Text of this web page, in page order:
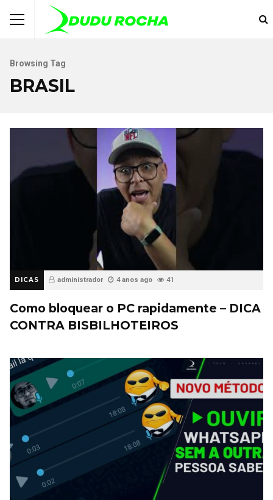
Browsing Tag
BRASIL
DICAS administrador 4 anos ago 41
Como bloquear o PC rapidamente – DICA
CONTRA BISBILHOTEIROS